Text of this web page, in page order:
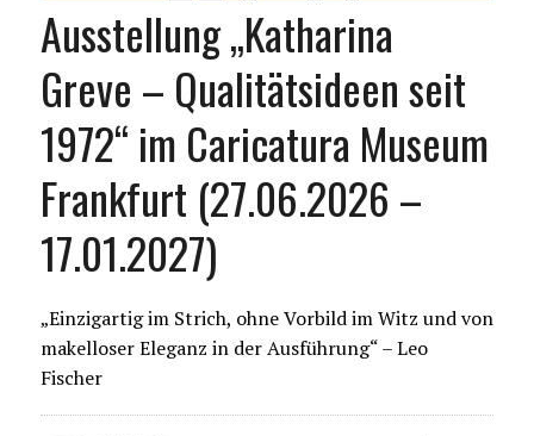
Ausstellung „Katharina
Greve – Qualitätsideen seit
1972“ im Caricatura Museum
Frankfurt (27.06.2026 –
17.01.2027)
„Einzigartig im Strich, ohne Vorbild im Witz und von
makelloser Eleganz in der Ausführung“ – Leo
Fischer